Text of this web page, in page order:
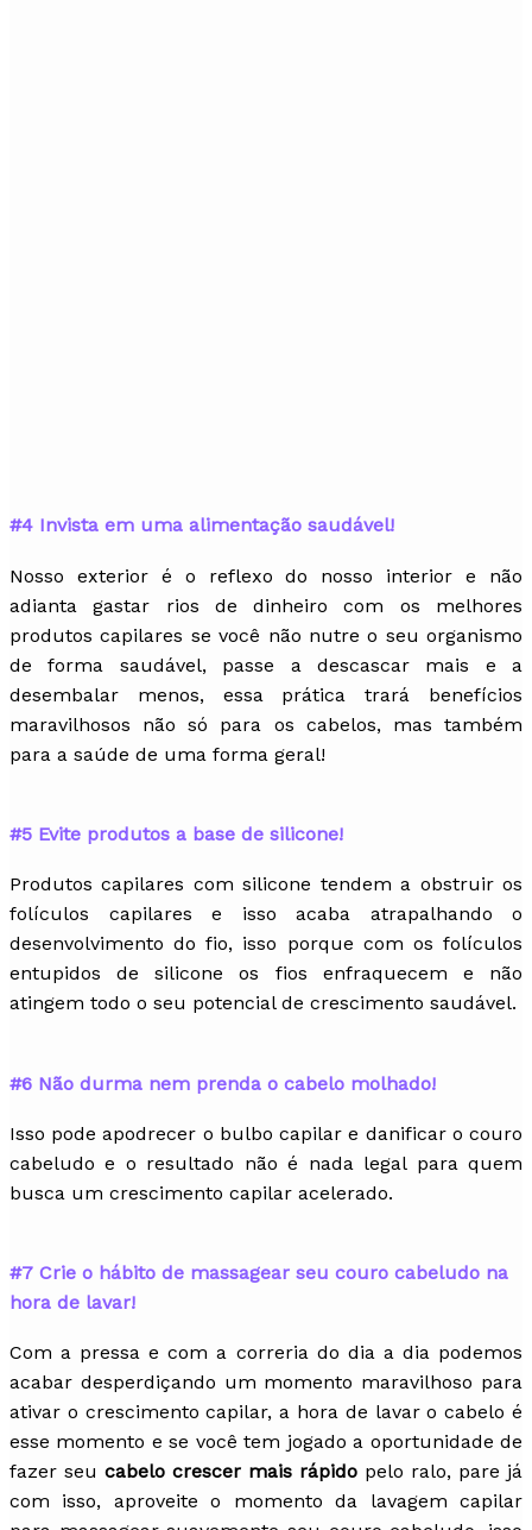
#4 Invista em uma alimentação saudável!
Nosso exterior é o reflexo do nosso interior e não
adianta gastar rios de dinheiro com os melhores
produtos capilares se você não nutre o seu organismo
de forma saudável, passe a descascar mais e a
desembalar menos, essa prática trará benefícios
maravilhosos não só para os cabelos, mas também
para a saúde de uma forma geral!
#5 Evite produtos a base de silicone!
Produtos capilares com silicone tendem a obstruir os
folículos capilares e isso acaba atrapalhando o
desenvolvimento do fio, isso porque com os folículos
entupidos de silicone os fios enfraquecem e não
atingem todo o seu potencial de crescimento saudável.
#6 Não durma nem prenda o cabelo molhado!
Isso pode apodrecer o bulbo capilar e danificar o couro
cabeludo e o resultado não é nada legal para quem
busca um crescimento capilar acelerado.
#7 Crie o hábito de massagear seu couro cabeludo na
hora de lavar!
Com a pressa e com a correria do dia a dia podemos
acabar desperdiçando um momento maravilhoso para
ativar o crescimento capilar, a hora de lavar o cabelo é
esse momento e se você tem jogado a oportunidade de
fazer seu cabelo crescer mais rápido pelo ralo, pare já
com isso, aproveite o momento da lavagem capilar